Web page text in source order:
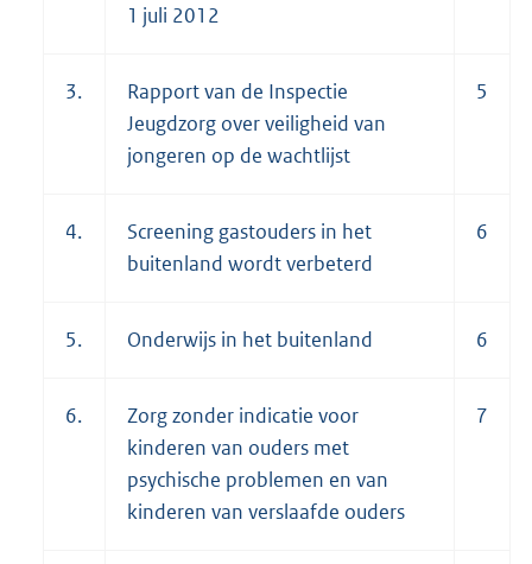
1 juli 2012
3.
Rapport van de Inspectie
Jeugdzorg over veiligheid van
jongeren op de wachtlijst
5
4.
Screening gastouders in het
buitenland wordt verbeterd
6
5. Onderwijs in het buitenland 6
6.
Zorg zonder indicatie voor
kinderen van ouders met
psychische problemen en van
kinderen van verslaafde ouders
7